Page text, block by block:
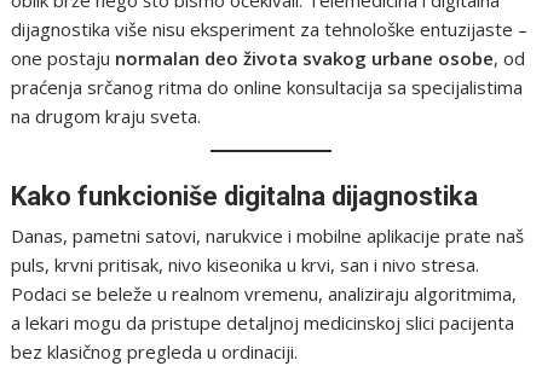
dijagnostika više nisu eksperiment za tehnološke entuzijaste –
one postaju normalan deo života svakog urbane osobe, od
praćenja srčanog ritma do online konsultacija sa specijalistima
na drugom kraju sveta.
Kako funkcioniše digitalna dijagnostika
Danas, pametni satovi, narukvice i mobilne aplikacije prate naš
puls, krvni pritisak, nivo kiseonika u krvi, san i nivo stresa.
Podaci se beleže u realnom vremenu, analiziraju algoritmima,
a lekari mogu da pristupe detaljnoj medicinskoj slici pacijenta
bez klasičnog pregleda u ordinaciji.